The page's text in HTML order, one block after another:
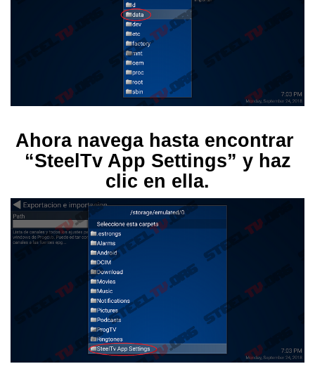
Ahora navega hasta encontrar
“SteelTv App Settings” y haz
clic en ella.